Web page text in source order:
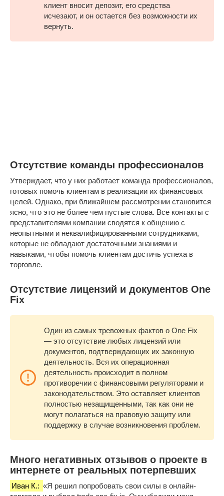
клиент вносит депозит, его средства
исчезают, и он остается без возможности их
вернуть.
Отсутствие команды профессионалов
Утверждает, что у них работает команда профессионалов,
готовых помочь клиентам в реализации их финансовых
целей. Однако, при ближайшем рассмотрении становится
ясно, что это не более чем пустые слова. Все контакты с
представителями компании сводятся к общению с
неопытными и неквалифицированными сотрудниками,
которые не обладают достаточными знаниями и
навыками, чтобы помочь клиентам достичь успеха в
торговле.
Отсутствие лицензий и документов One
Fix
Один из самых тревожных фактов о One Fix
— это отсутствие любых лицензий или
документов, подтверждающих их законную
деятельность. Вся их операционная
деятельность происходит в полном
противоречии с финансовыми регуляторами и
законодательством. Это оставляет клиентов
полностью незащищенными, так как они не
могут полагаться на правовую защиту или
поддержку в случае возникновения проблем.
Много негативных отзывов о проекте в
интернете от реальных потерпевших
Иван К.: «Я решил попробовать свои силы в онлайн-